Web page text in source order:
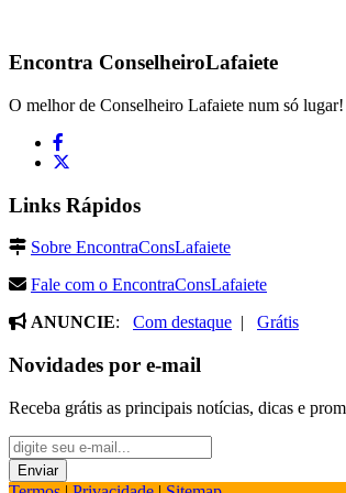
Encontra ConselheiroLafaiete
O melhor de Conselheiro Lafaiete num só
Links Rápidos
Sobre EncontraConsLafaiete
Fale com o EncontraConsLafaiete
ANUNCIE: Com destaque | Grátis
Novidades por e-mail
Receba grátis as principais notícias, dicas e